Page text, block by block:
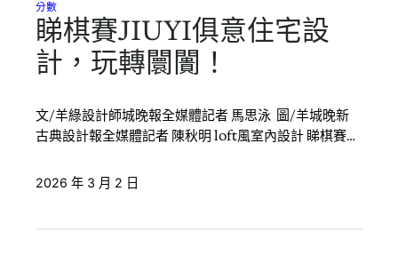
分數
睇棋賽JIUYI俱意住宅設
計，玩轉闤闠！
文/羊綠設計師城晚報全媒體記者 馬思泳 圖/羊城晚新
古典設計報全媒體記者 陳秋明 loft風室內設計 睇棋賽…
2026 年 3 月 2 日